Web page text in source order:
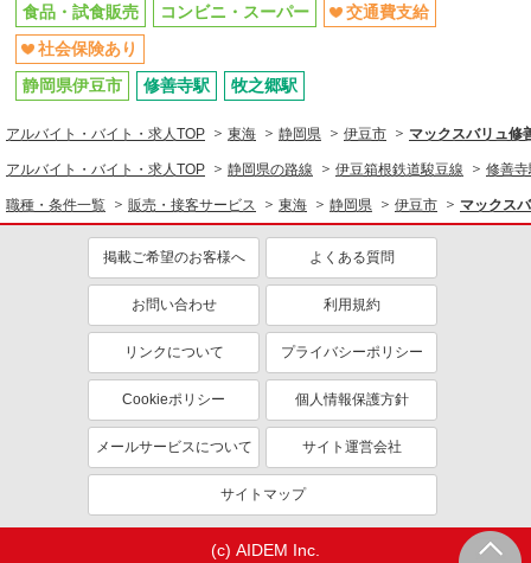
食品・試食販売 コンビニ・スーパー
交通費支給
社会保険あり
静岡県伊豆市
修善寺駅 牧之郷駅
アルバイト・バイト・求人TOP 東海 静岡県 伊豆市 マックスバリュ修
アルバイト・バイト・求人TOP 静岡県の路線 伊豆箱根鉄道駿豆線 修善
職種・条件一覧 販売・接客サービス 東海 静岡県 伊豆市 マックス
掲載ご希望のお客様へ よくある質問
お問い合わせ 利用規約
リンクについて プライバシーポリシー
Cookieポリシー 個人情報保護方針
メールサービスについて サイト運営会社
サイトマップ
(c) AIDEM Inc.